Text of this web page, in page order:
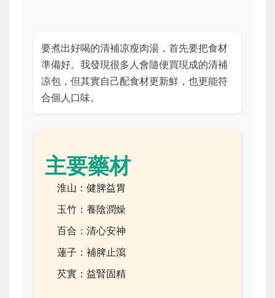
要煮出好喝的清補凉瘦肉湯，首先要把食材
準備好。我發現很多人會隨便買現成的清補
凉包，但其實自己配食材更新鮮，也更能符
合個人口味。
主要藥材
淮山：健脾益胃
玉竹：養陰潤燥
百合：清心安神
蓮子：補脾止瀉
芡實：益腎固精